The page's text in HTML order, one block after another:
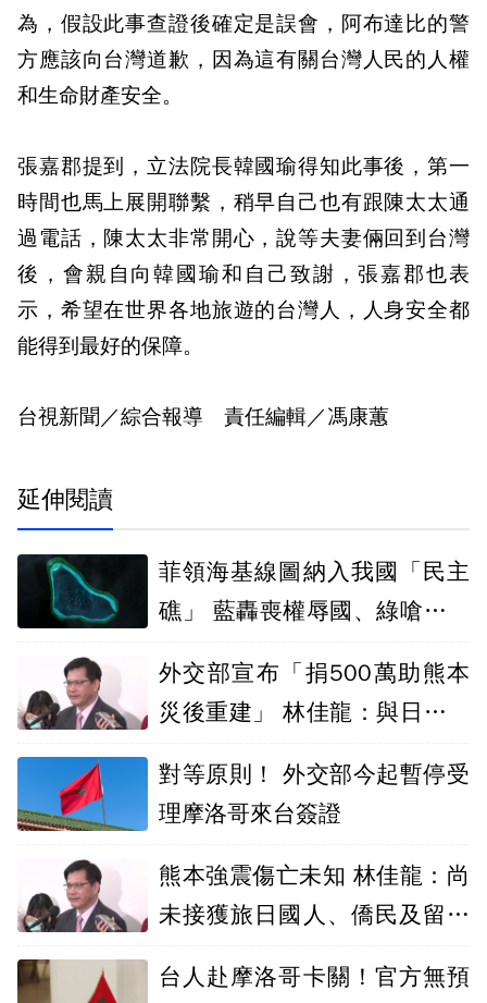
為，假設此事查證後確定是誤會，阿布達比的警
方應該向台灣道歉，因為這有關台灣人民的人權
和生命財產安全。
張嘉郡提到，立法院長韓國瑜得知此事後，第一
時間也馬上展開聯繫，稍早自己也有跟陳太太通
過電話，陳太太非常開心，說等夫妻倆回到台灣
後，會親自向韓國瑜和自己致謝，張嘉郡也表
示，希望在世界各地旅遊的台灣人，人身安全都
能得到最好的保障。
台視新聞／綜合報導 責任編輯／馮康蕙
延伸閱讀
菲領海基線圖納入我國「民主
礁」 藍轟喪權辱國、綠嗆藍不
外交部宣布「捐500萬助熊本
災後重建」 林佳龍：與日本患
對等原則！ 外交部今起暫停受
理摩洛哥來台簽證
熊本強震傷亡未知 林佳龍：尚
未接獲旅日國人、僑民及留學
台人赴摩洛哥卡關！官方無預